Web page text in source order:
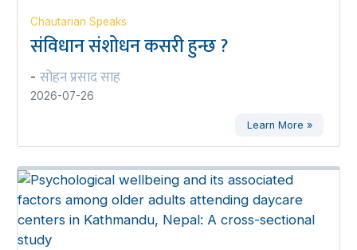
Chautarian Speaks
संविधान संशोधन कसरी हुन्छ ?
- सोहन प्रसाद साह
2026-07-26
Learn More »